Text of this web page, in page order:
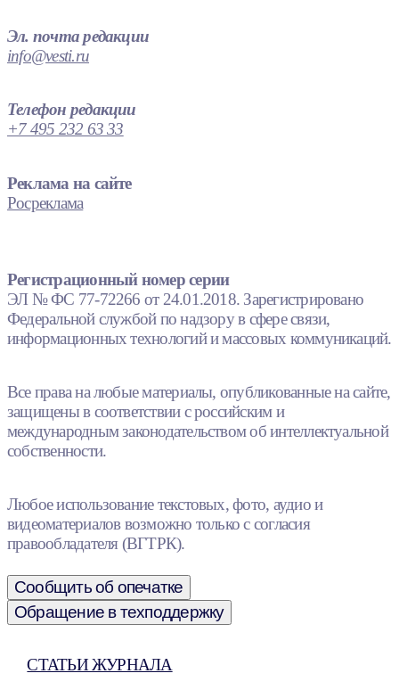
Эл. почта редакции
info@vesti.ru
Телефон редакции
+7 495 232 63 33
Реклама на сайте
Росреклама
Регистрационный номер серии
ЭЛ № ФС 77-72266 от 24.01.2018. Зарегистрировано
Федеральной службой по надзору в сфере связи,
информационных технологий и массовых коммуникаций.
Все права на любые материалы, опубликованные на сайте,
защищены в соответствии с российским и
международным законодательством об интеллектуальной
собственности.
Любое использование текстовых, фото, аудио и
видеоматериалов возможно только с согласия
правообладателя (ВГТРК).
Сообщить об опечатке
Обращение в техподдержку
СТАТЬИ ЖУРНАЛА